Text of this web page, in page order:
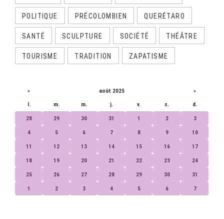
POLITIQUE PRÉCOLOMBIEN QUERÉTARO
SANTÉ SCULPTURE SOCIÉTÉ THÉÂTRE
TOURISME TRADITION ZAPATISME
« août 2025 »
l. m. m. j. v. s. d.
28 29 30 31 1 2 3
4 5 6 7 8 9 10
11 12 13 14 15 16 17
18 19 20 21 22 23 24
25 26 27 28 29 30 31
1 2 3 4 5 6 7